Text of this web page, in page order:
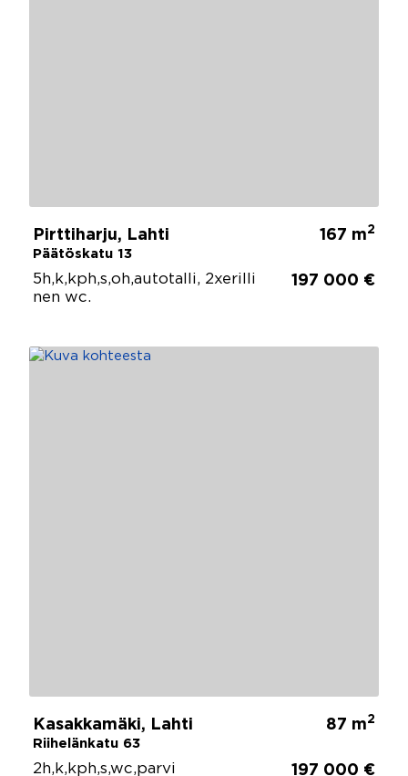
Pirttiharju, Lahti
Päätöskatu 13
167 m2
5h,k,kph,s,oh,autotalli, 2xerilli
nen wc.
197 000 €
Kasakkamäki, Lahti
Riihelänkatu 63
87 m2
2h,k,kph,s,wc,parvi 197 000 €